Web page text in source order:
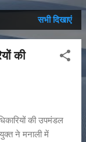
सभी दिखाएं
की
की उपमंडल
ने मनाली में